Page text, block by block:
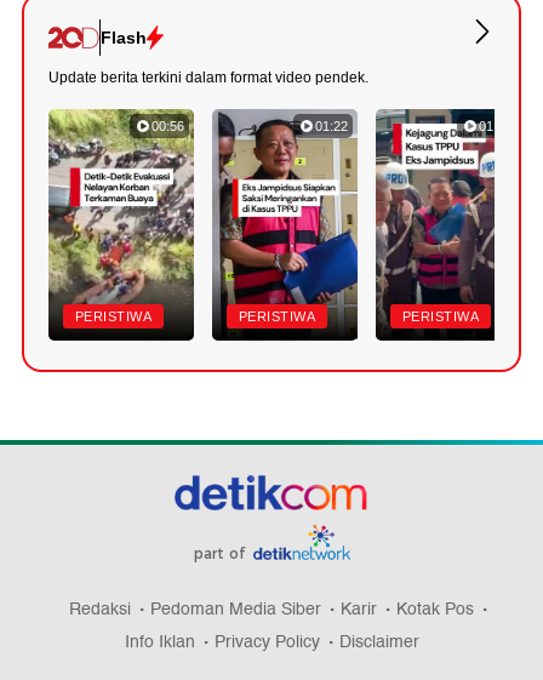
Flash
Update berita terkini dalam format video pendek.
00:56
PERISTIWA
01:22
PERISTIWA
01:18
PERISTIWA
part of
Redaksi Pedoman Media Siber Karir
Kotak Pos
Info Iklan
Privacy Policy Disclaimer